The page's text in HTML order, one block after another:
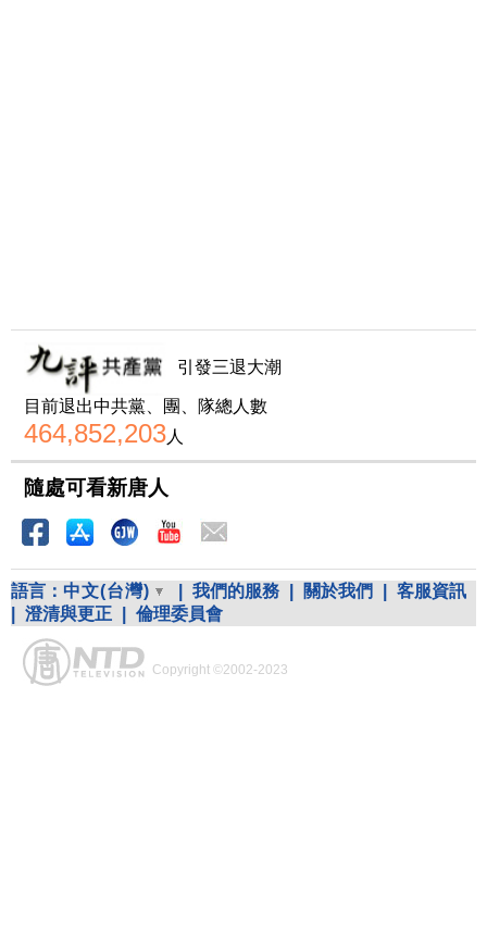
引發三退大潮
目前退出中共黨、團、隊總人數
464,852,203人
隨處可看新唐人
語言： 中文(台灣) 我們的服務 關於我們
客服資訊
澄清與更正 倫理委員會
Copyright ©2002-2023